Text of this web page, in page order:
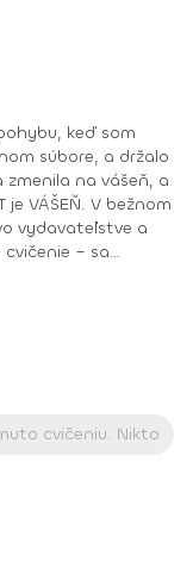
keď som
súbore, a držalo
na vášeň, a
V bežnom
vydavateľstve a
– sa
dennodenne
klientov som
väzba od